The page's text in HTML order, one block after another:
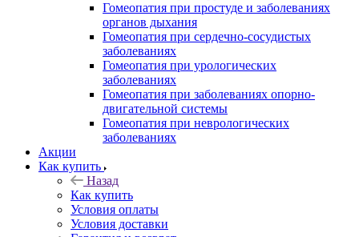
Гомеопатия при простуде и заболеваниях
органов дыхания
Гомеопатия при сердечно-сосудистых
заболеваниях
Гомеопатия при урологических
заболеваниях
Гомеопатия при заболеваниях опорно-
двигательной системы
Гомеопатия при неврологических
заболеваниях
Акции
Как купить
Назад
Как купить
Условия оплаты
Условия доставки